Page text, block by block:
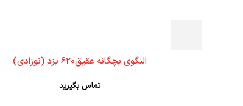
النگوی بچگانه عقیق620 یزد (نوزادی)
تماس بگیرید